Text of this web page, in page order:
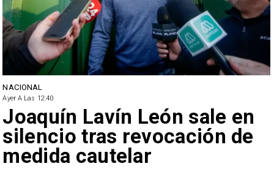
NACIONAL
Ayer A Las 12:40
Joaquín Lavín León sale en
silencio tras revocación de
medida cautelar